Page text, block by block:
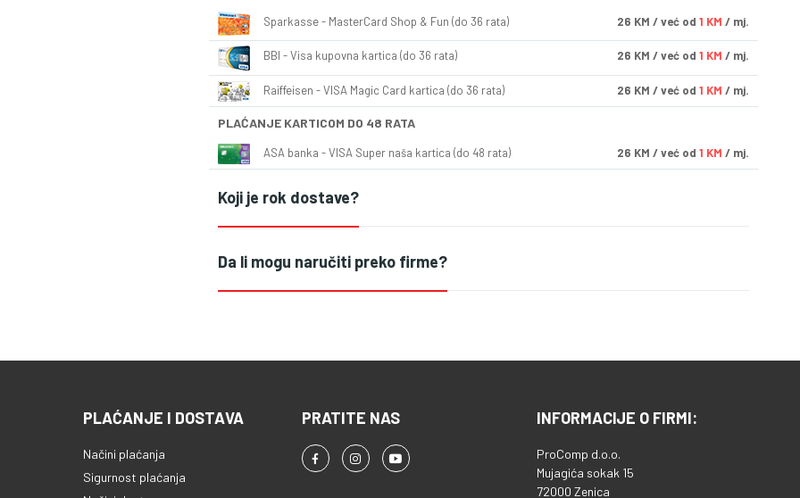
Sparkasse - MasterCard Shop & Fun (do 36 rata) 26 KM / već od 1 KM / mj.
BBI - Visa kupovna kartica (do 36 rata) 26 KM / već od 1 KM / mj.
Raiffeisen - VISA Magic Card kartica (do 36 rata) 26 KM / već od 1 KM / mj.
PLAĆANJE KARTICOM DO 48 RATA
ASA banka - VISA Super naša kartica (do 48 rata) 26 KM / već od 1 KM / mj.
Koji je rok dostave?
Da li mogu naručiti preko firme?
PLAĆANJE I DOSTAVA
Načini plaćanja
Sigurnost plaćanja
PRATITE NAS INFORMACIJE O FIRMI:
ProComp d.o.o.
Mujagića sokak 15
72000 Zenica